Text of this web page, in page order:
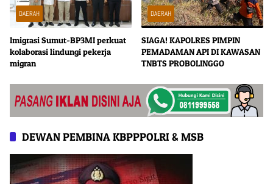
DAERAH
Imigrasi Sumut-BP3MI perkuat
kolaborasi lindungi pekerja
migran
DAERAH
SIAGA! KAPOLRES PIMPIN
PEMADAMAN API DI KAWASAN
TNBTS PROBOLINGGO
DEWAN PEMBINA KBPPPOLRI & MSB